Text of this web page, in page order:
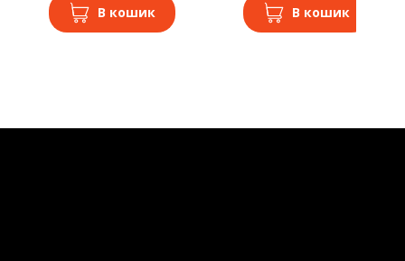
В кошик В кошик